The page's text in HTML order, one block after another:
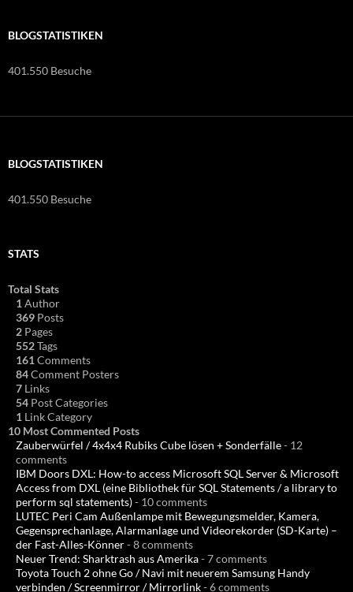
BLOGSTATISTIKEN
401.550 Besuche
BLOGSTATISTIKEN
401.550 Besuche
STATS
Total Stats
1Author
369 Posts
2 Pages
552Tags
161Comments
84Comment Posters
7 Links
54 Post Categories
1 Link Category
10 Most Commented Posts
Zauberwürfel / 4x4x4 Rubiks Cube lösen + Sonderfälle- 12
comments
IBM Doors DXL: How-to access Microsoft SQL Server & Microsoft
Access from DXL (eine Bibliothek für SQL Statements / a library to
perform sql statements)- 10 comments
LUTEC Peri Cam Außenlampe mit Bewegungsmelder, Kamera,
Gegensprechanlage, Alarmanlage und Videorekorder (SD-Karte) –
der Fast-Alles-Könner- 8 comments
Neuer Trend: Sharktrash aus Amerika- 7 comments
Toyota Touch 2 ohne Go / Navi mit neuerem Samsung Handy
verbinden / Screenmirror / Mirrorlink- 6 comments